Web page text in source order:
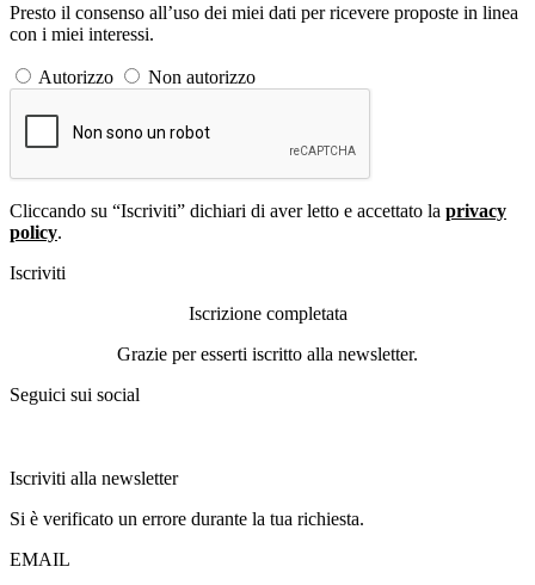
Presto il consenso all’uso dei miei dati per ricevere proposte in linea
con i miei interessi.
Autorizzo Non autorizzo
Cliccando su “Iscriviti” dichiari di aver letto e accettato la privacy
policy.
Iscriviti
Iscrizione completata
Grazie per esserti iscritto alla newsletter.
Seguici sui social
Iscriviti alla newsletter
Si è verificato un errore durante la tua richiesta.
EMAIL